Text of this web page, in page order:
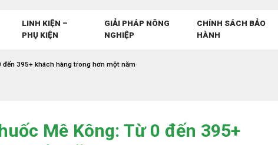
LINH KIỆN –
PHỤ KIỆN
GIẢI PHÁP NÔNG
NGHIỆP
CHÍNH SÁCH BẢO
HÀNH
395+ khách hàng trong hơn một năm
Mê Kông: Từ 0 đến 395+